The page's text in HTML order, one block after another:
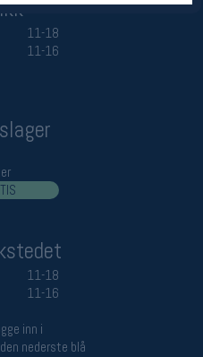
11-18
11-16
11-18
11-16
inn i
nederste blå